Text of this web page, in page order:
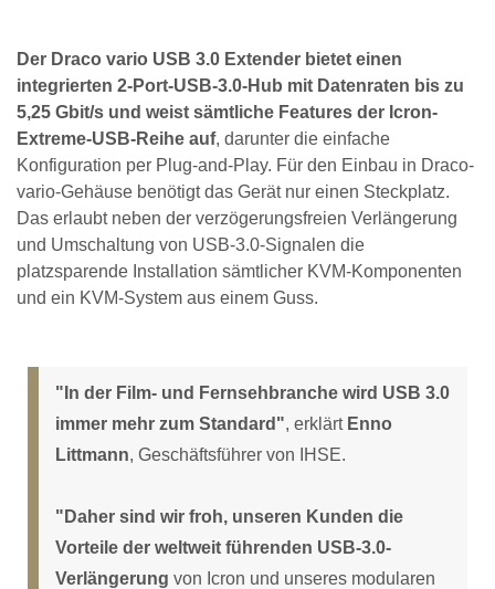
Der Draco vario USB 3.0 Extender bietet einen
integrierten 2-Port-USB-3.0-Hub mit Datenraten bis zu
5,25 Gbit/s und weist sämtliche Features der Icron-
Extreme-USB-Reihe auf, darunter die einfache
Konfiguration per Plug-and-Play. Für den Einbau in Draco-
vario-Gehäuse benötigt das Gerät nur einen Steckplatz.
Das erlaubt neben der verzögerungsfreien Verlängerung
und Umschaltung von USB-3.0-Signalen die
platzsparende Installation sämtlicher KVM-Komponenten
und ein KVM-System aus einem Guss.
"In der Film- und Fernsehbranche wird USB 3.0
immer mehr zum Standard", erklärt Enno
Littmann, Geschäftsführer von IHSE.
"Daher sind wir froh, unseren Kunden die
Vorteile der weltweit führenden USB-3.0-
Verlängerung von Icron und unseres modularen